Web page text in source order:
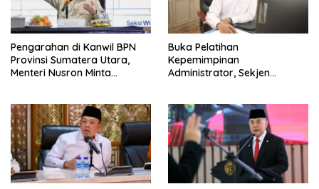
Pengarahan di Kanwil BPN
Provinsi Sumatera Utara,
Menteri Nusron Minta
Masyarakat
Buka Pelatihan
Kepemimpinan
Administrator, Sekjen
Hasilkan Kerja Berdampak
bagi Masyarakat